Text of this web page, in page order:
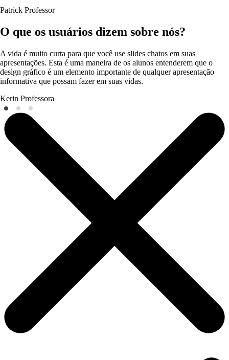
Patrick Professor
O que os usuários dizem sobre nós?
A vida é muito curta para que você use slides chatos em suas
apresentações. Esta é uma maneira de os alunos entenderem que o
design gráfico é um elemento importante de qualquer apresentação
informativa que possam fazer em suas vidas.
Kerin Professora